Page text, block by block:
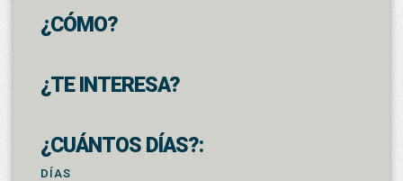
¿CÓMO?
¿TE INTERESA?
¿CUÁNTOS DÍAS?:
DÍAS